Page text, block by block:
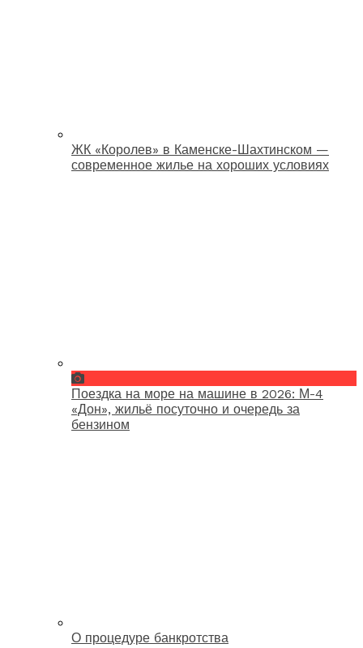
ЖК «Королев» в Каменске-Шахтинском —
современное жилье на хороших условиях
Поездка на море на машине в 2026: М-4
«Дон», жильё посуточно и очередь за
бензином
О процедуре банкротства